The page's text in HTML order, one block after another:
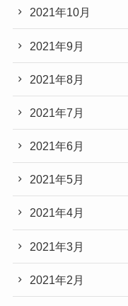
2021年10月
2021年9月
2021年8月
2021年7月
2021年6月
2021年5月
2021年4月
2021年3月
2021年2月